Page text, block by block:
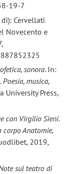
19-7
Cervellati
Novecento e
sonora. In:
Poesia, musica,
University Press,
con Virgilio Sieni.
corpo Anatomie,
2019,
sul teatro di